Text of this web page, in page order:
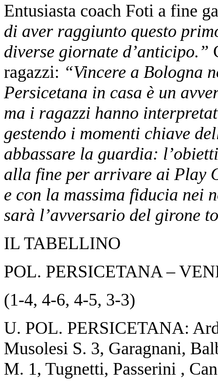
Entusiasta coach Foti a fine
di aver raggiunto questo
diverse giornate d’anticipo.”
ragazzi: “Vincere a Bologna
Persicetana in casa è un
ma i ragazzi hanno
gestendo i momenti chiave
abbassare la guardia:
alla fine per arrivare ai Play
e con la massima fiducia nei
sarà l’avversario del girone
​IL TABELLINO
POL. PERSICETANA –
(1-4, 4-6, 4-5, 3-3)
​U. POL. PERSICETANA:
Musolesi S. 3, Garagnani,
M. 1, Tugnetti, Passerini ,